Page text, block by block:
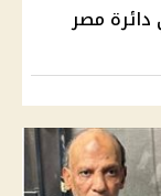
دائرة مصر